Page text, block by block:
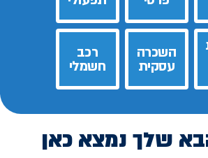
השכרה
עסקית
רכב
חשמלי
שלך נמצא כאן